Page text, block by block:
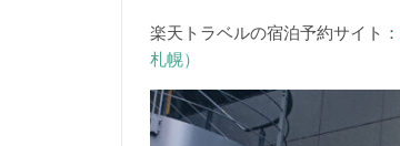
楽天トラベルの宿泊予約サイト：
札幌）